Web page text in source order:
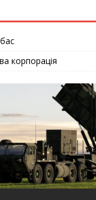
корпорація